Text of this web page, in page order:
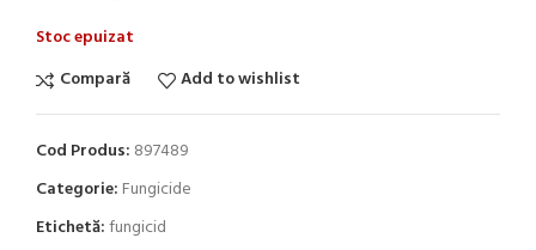
Stoc epuizat
Compară
Add to wishlist
Cod Produs: 897489
Categorie: Fungicide
Etichetă:fungicid